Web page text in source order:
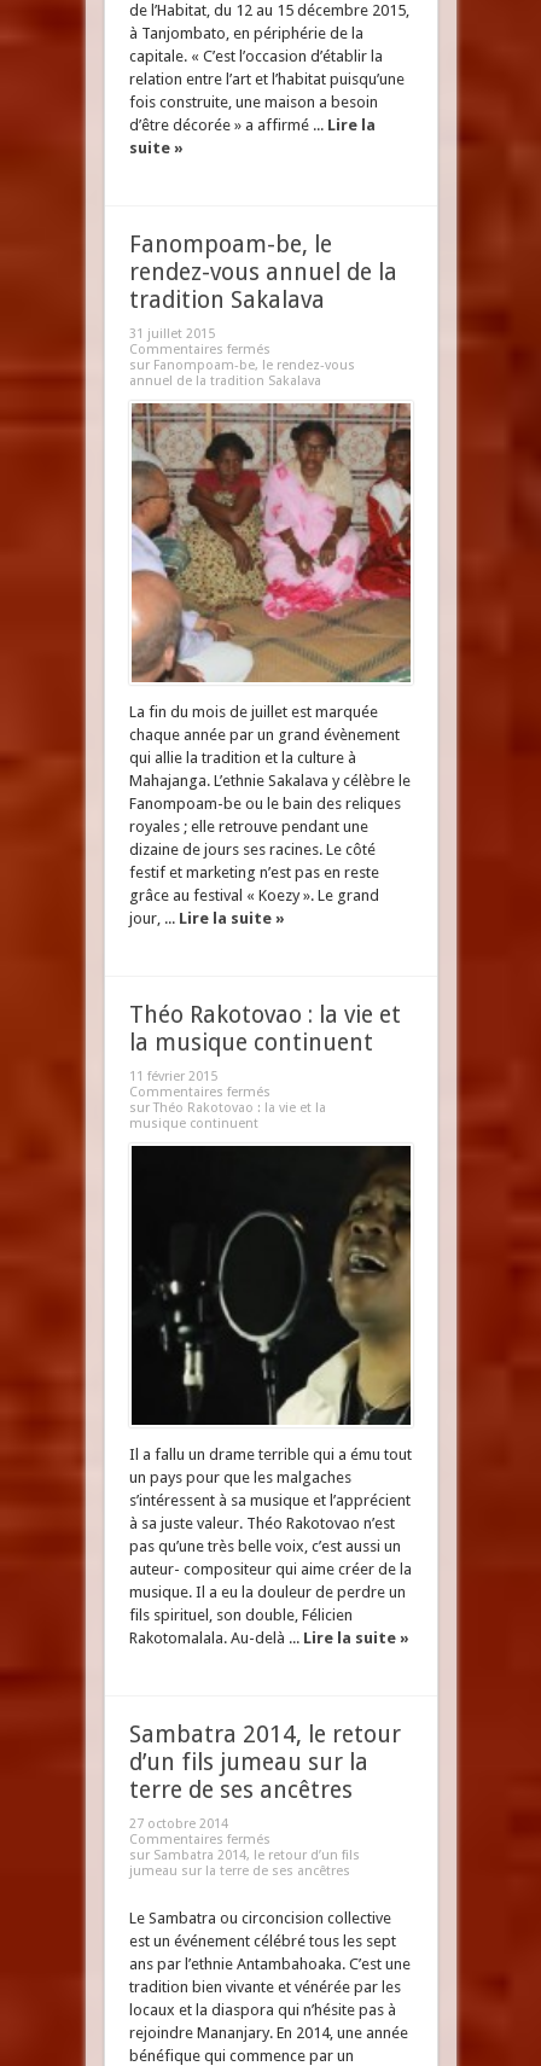
de l’Habitat, du 12 au 15 décembre 2015,
à Tanjombato, en périphérie de la
capitale. « C’est l’occasion d’établir la
relation entre l’art et l’habitat puisqu’une
fois construite, une maison a besoin
d’être décorée » a affirmé ... Lire la
suite »
Fanompoam-be, le
rendez-vous annuel de la
tradition Sakalava
31 juillet 2015
Commentaires fermés
sur Fanompoam-be, le rendez-vous
annuel de la tradition Sakalava
La fin du mois de juillet est marquée
chaque année par un grand évènement
qui allie la tradition et la culture à
Mahajanga. L’ethnie Sakalava y célèbre le
Fanompoam-be ou le bain des reliques
royales ; elle retrouve pendant une
dizaine de jours ses racines. Le côté
festif et marketing n’est pas en reste
grâce au festival « Koezy ». Le grand
jour, ... Lire la suite »
Théo Rakotovao : la vie et
la musique continuent
11 février 2015
Commentaires fermés
sur Théo Rakotovao : la vie et la
musique continuent
Il a fallu un drame terrible qui a ému tout
un pays pour que les malgaches
s’intéressent à sa musique et l’apprécient
à sa juste valeur. Théo Rakotovao n’est
pas qu’une très belle voix, c’est aussi un
auteur- compositeur qui aime créer de la
musique. Il a eu la douleur de perdre un
fils spirituel, son double, Félicien
Rakotomalala. Au-delà ... Lire la suite »
Sambatra 2014, le retour
d’un fils jumeau sur la
terre de ses ancêtres
27 octobre 2014
Commentaires fermés
sur Sambatra 2014, le retour d’un fils
jumeau sur la terre de ses ancêtres
Le Sambatra ou circoncision collective
est un événement célébré tous les sept
ans par l’ethnie Antambahoaka. C’est une
tradition bien vivante et vénérée par les
locaux et la diaspora qui n’hésite pas à
rejoindre Mananjary. En 2014, une année
bénéfique qui commence par un